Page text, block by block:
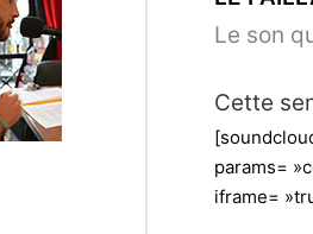
Le son
Cette
params=
iframe=